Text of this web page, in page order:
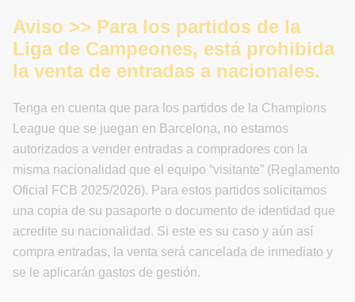
Aviso >> Para los partidos de la
Liga de Campeones, está prohibida
la venta de entradas a nacionales.
Tenga en cuenta que para los partidos de la Champions
League que se juegan en Barcelona, no estamos
autorizados a vender entradas a compradores con la
misma nacionalidad que el equipo “visitante” (Reglamento
Oficial FCB 2025/2026). Para estos partidos solicitamos
una copia de su pasaporte o documento de identidad que
acredite su nacionalidad. Si este es su caso y aún así
compra entradas, la venta será cancelada de inmediato y
se le aplicarán gastos de gestión.